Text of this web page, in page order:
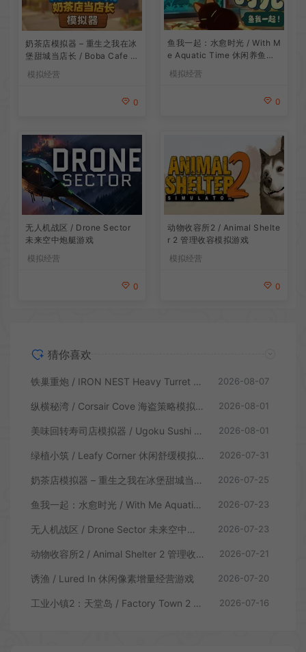
奶茶店模拟器 – 重生之我在冰
堡甜城当店长 / Boba Cafe Si
模拟经营
0
鱼我一起：水愈时光 / With M
e Aquatic Time 休闲养鱼游
戏
模拟经营
0
无人机战区 / Drone Sector
未来空中炮艇游戏
模拟经营
0
动物收容所2 / Animal Shelte
r 2 管理收容模拟游戏
模拟经营
0
猜你喜欢
铁巢重炮 / IRON NEST Heavy Turret 柴油朋克重型火炮游戏 2026-08-07
纵横秘湾 / Corsair Cove 海盗策略模拟游戏 2026-08-01
美味回转寿司店模拟器 / Ugoku Sushi Bar 休闲治愈模拟游戏 2026-08-01
绿植小筑 / Leafy Corner 休闲舒缓模拟游戏 2026-07-31
奶茶店模拟器 – 重生之我在冰堡甜城当店长 / Boba Cafe Simulator 模拟经营游戏 2026-07-25
鱼我一起：水愈时光 / With Me Aquatic Time 休闲养鱼游戏 2026-07-23
无人机战区 / Drone Sector 未来空中炮艇游戏 2026-07-23
动物收容所2 / Animal Shelter 2 管理收容模拟游戏 2026-07-21
诱渔 / Lured In 休闲像素增量经营游戏 2026-07-20
工业小镇2：天堂岛 / Factory Town 2 Paradise 自动流水线模拟游戏 2026-07-16